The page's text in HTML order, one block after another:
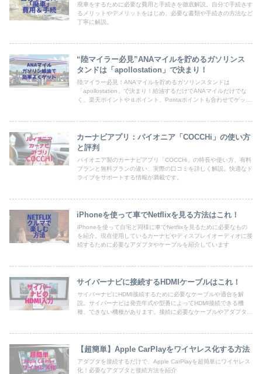
廃車をするために必要な費用と手続きを徹底解説。自分で手続きす
るメリットやデメリットをはじめ、必要な書類や手続きの方法など
丁寧に解説。
“陸マイラー必見”ANAマイルを貯めるガソリンス
タンドは「apollostation」で決まり！
陸マイラー必見！ANAマイルを貯めるガソリンスタンドは
「apollostation」で決まり！給油するだけでANAマイルだけでな
く、楽天ポイントやｄポイント、Pontaポイントも合わせてゲット
カーナビアプリ：パイオニア「COCCHi」の使い方
と評判
パイオニア製のカーナビアプリ「COCCHi」の特長や使い方、有料
プランと無料プランの違い、実際の口コミを詳しく解説。快適なド
ライブをサポートする情報が満載です。
iPhoneを使って車でNetflixを見る方法はこれ！
iPhoneを使って自宅と同様に車でNetflixを見るために必要なもの
を紹介。現在使用しているカーナビやディスプレイオーディオに接
続するために必要なアダプタやケーブルを紹介しています
サイバーナビに接続するHDMIケーブルはこれ！
サイバーナビにHDMI接続するために必要なケーブルや適合を解
説。サイバーナビは発売年式や型番によってHDMI接続できる機
種、できない機種があります。接続に必要なケーブルやアダプタを
【超簡単】Apple CarPlayをワイヤレス化する方法
アダプタを接続するだけで、Apple CarPlayを超簡単にワイヤレス
化！必要なアダプタと接続方法を紹介